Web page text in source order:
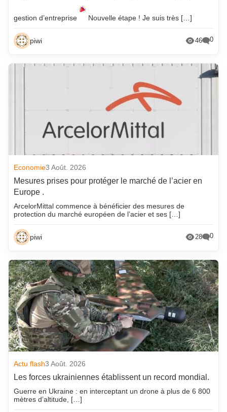
gestion d’entreprise Nouvelle étape ! Je suis très […]
piwi 46 0
Economie3 Août. 2026
Mesures prises pour protéger le marché de l’acier en
Europe .
ArcelorMittal commence à bénéficier des mesures de
protection du marché européen de l’acier et ses […]
piwi 28 0
Actu flash3 Août. 2026
Les forces ukrainiennes établissent un record mondial.
Guerre en Ukraine : en interceptant un drone à plus de 6 800
mètres d’altitude, […]